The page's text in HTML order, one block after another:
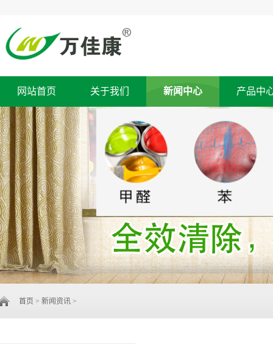
网站首页 关于我们 新闻中心 产品中
首页 > 新闻资讯 >